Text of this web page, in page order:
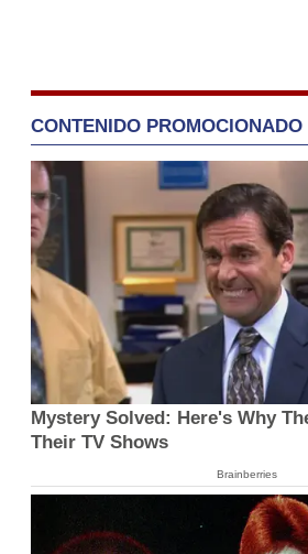
CONTENIDO PROMOCIONADO
Mystery Solved: Here's Why
Their TV Shows
Brainberries